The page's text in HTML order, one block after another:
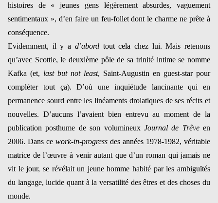
histoires de « jeunes gens légèrement absurdes, vaguement
sentimentaux », d’en faire un feu-follet dont le charme ne prête à
conséquence.
Evidemment, il y a d’abordtout cela chez lui. Mais retenons
qu’avec Scottie, le deuxième pôle de sa trinité intime se nomme
Kafka (et, last but not least, Saint-Augustin en guest-star pour
compléter tout ça). D’où une inquiétude lancinante qui en
permanence sourd entre les linéaments drolatiques de ses récits et
nouvelles. D’aucuns l’avaient bien entrevu au moment de la
publication posthume de son volumineux Journal de Trêveen
2006. Dans ce work-in-progress des années 1978-1982, véritable
matrice de l’œuvre à venir autant que d’un roman qui jamais ne
vit le jour, se révélait un jeune homme habité par les ambiguïtés
du langage, lucide quant à la versatilité des êtres et des choses du
monde.